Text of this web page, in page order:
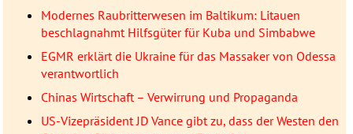
Modernes Raubritterwesen im Baltikum: Litauen
beschlagnahmt Hilfsgüter für Kuba und Simbabwe
EGMR erklärt die Ukraine für das Massaker von Odessa
verantwortlich
Chinas Wirtschaft – Verwirrung und Propaganda
US-Vizepräsident JD Vance gibt zu, dass der Westen den